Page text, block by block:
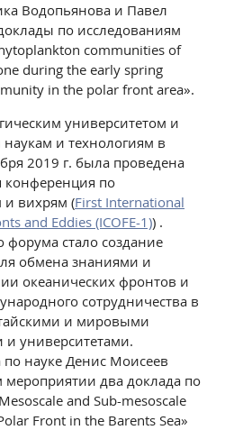
Водопьянова и Павел
по исследованиям
communities of
during the early spring
in the polar front area».
университетом и
и технологиям в
2019 г. была проведена
конференция по
и вихрям (First International
and Eddies (ICOFE-1)) .
стало создание
обмена знаниями и
океанических фронтов и
сотрудничества в
и мировыми
университетами.
по науке Денис Моисеев
мероприятии два доклада по
and Sub-mesoscale
Front in the Barents Sea»